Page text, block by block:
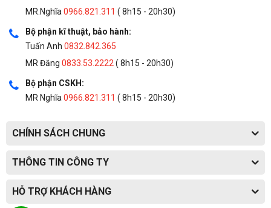
MR.Nghĩa 0966.821.311 ( 8h15 - 20h30)
Bộ phận kĩ thuật, bảo hành:
Tuấn Anh 0832.842.365
MR Đăng 0833.53.2222 ( 8h15 - 20h30)
Bộ phận CSKH:
MR Nghĩa 0966.821.311 ( 8h15 - 20h30)
CHÍNH SÁCH CHUNG
THÔNG TIN CÔNG TY
HỖ TRỢ KHÁCH HÀNG